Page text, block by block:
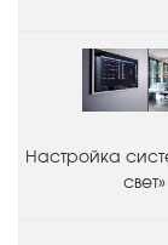
Настройка
свет»